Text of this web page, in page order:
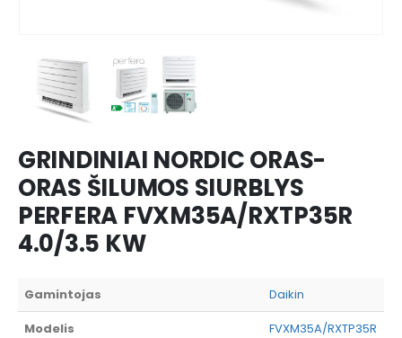
GRINDINIAI NORDIC ORAS-
ORAS ŠILUMOS SIURBLYS
PERFERA FVXM35A/RXTP35R
4.0/3.5 KW
Gamintojas
Daikin
Modelis
FVXM35A/RXTP35R